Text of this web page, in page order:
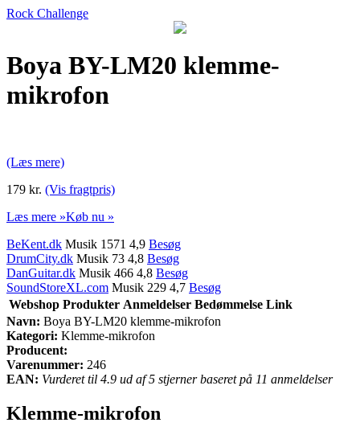
Rock Challenge
Boya BY-LM20 klemme-
mikrofon
(Læs mere)
179 kr. (Vis fragtpris)
Læs mere »Køb nu »
BeKent.dk Musik 1571 4,9 Besøg
DrumCity.dk Musik 73 4,8 Besøg
DanGuitar.dk Musik 466 4,8 Besøg
SoundStoreXL.com Musik 229 4,7 Besøg
Webshop Produkter Anmeldelser Bedømmelse Link
Navn: Boya BY-LM20 klemme-mikrofon
Kategori: Klemme-mikrofon
Producent:
Varenummer: 246
EAN: Vurderet til 4.9 ud af 5 stjerner baseret på 11 anmeldelser
Klemme-mikrofon